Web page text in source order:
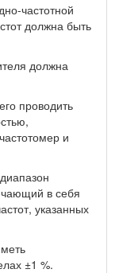
частотной
должна быть
должна
проводить
и
в себя
указанных
±1 %.